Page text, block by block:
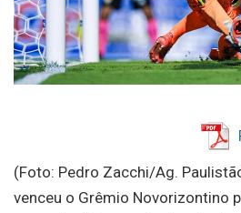
(Foto: Pedro Zacchi/Ag.
venceu o Grêmio Novorizontino